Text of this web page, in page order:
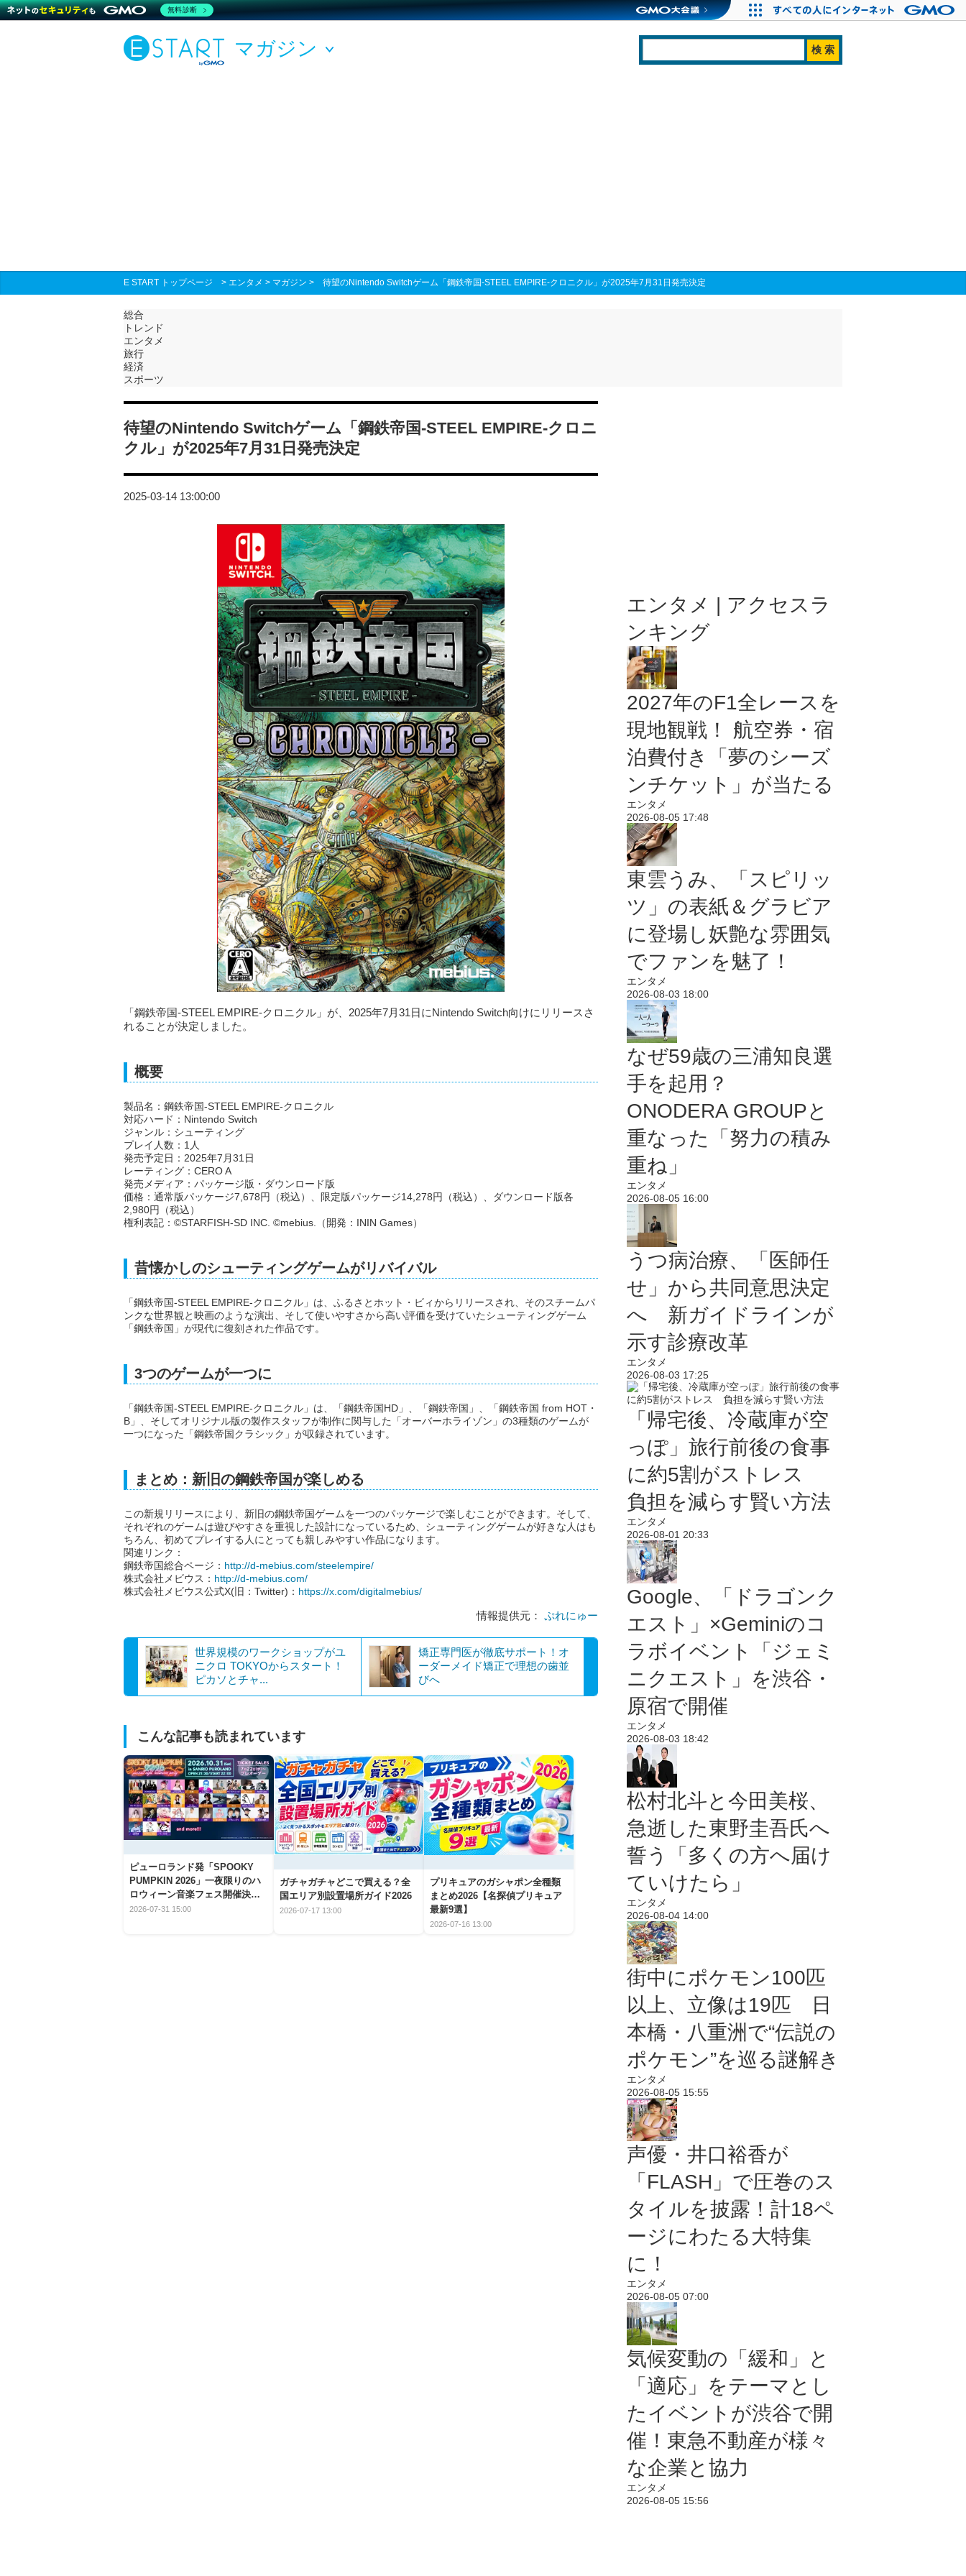
マガジン
E START トップページ > エンタメ > マガジン > 待望のNintendo Switchゲーム「鋼鉄帝国-STEEL EMPIRE-クロニクル」が2025年7月31日発売決定
総合
トレンド
エンタメ
旅行
経済
スポーツ
待望のNintendo Switchゲーム「鋼鉄帝国-STEEL EMPIRE-クロニ
クル」が2025年7月31日発売決定
2025-03-14 13:00:00
「鋼鉄帝国-STEEL EMPIRE-クロニクル」が、2025年7月31日にNintendo Switch向けにリリースさ
れることが決定しました。
概要
製品名：鋼鉄帝国-STEEL EMPIRE-クロニクル
対応ハード：Nintendo Switch
ジャンル：シューティング
プレイ人数：1人
発売予定日：2025年7月31日
レーティング：CERO A
発売メディア：パッケージ版・ダウンロード版
価格：通常版パッケージ7,678円（税込）、限定版パッケージ14,278円（税込）、ダウンロード版各
2,980円（税込）
権利表記：©STARFISH-SD INC. ©mebius.（開発：ININ Games）
昔懐かしのシューティングゲームがリバイバル
「鋼鉄帝国-STEEL EMPIRE-クロニクル」は、ふるさとホット・ビィからリリースされ、そのスチームパ
ンクな世界観と映画のような演出、そして使いやすさから高い評価を受けていたシューティングゲーム
「鋼鉄帝国」が現代に復刻された作品です。
3つのゲームが一つに
「鋼鉄帝国-STEEL EMPIRE-クロニクル」は、「鋼鉄帝国HD」、「鋼鉄帝国」、「鋼鉄帝国 from HOT・
B」、そしてオリジナル版の製作スタッフが制作に関与した「オーバーホライゾン」の3種類のゲームが
一つになった「鋼鉄帝国クラシック」が収録されています。
まとめ：新旧の鋼鉄帝国が楽しめる
この新規リリースにより、新旧の鋼鉄帝国ゲームを一つのパッケージで楽しむことができます。そして、
それぞれのゲームは遊びやすさを重視した設計になっているため、シューティングゲームが好きな人はも
ちろん、初めてプレイする人にとっても親しみやすい作品になります。
関連リンク：
鋼鉄帝国総合ページ： http://d-mebius.com/steelempire/
株式会社メビウス： http://d-mebius.com/
株式会社メビウス公式X(旧：Twitter)： https://x.com/digitalmebius/
情報提供元： ぷれにゅー
世界規模のワークショップがユ
ニクロ TOKYOからスタート！
ピカソとチャ...
矯正専門医が徹底サポート！オ
ーダーメイド矯正で理想の歯並
びへ
こんな記事も読まれています
ピューロランド発「SPOOKY
PUMPKIN 2026」一夜限りのハ
ロウィーン音楽フェス開催決
定！
2026-07-31 15:00
ガチャガチャどこで買える？全
国エリア別設置場所ガイド2026
2026-07-17 13:00
プリキュアのガシャポン全種類
まとめ2026【名探偵プリキュア
最新9選】
2026-07-16 13:00
エンタメ | アクセスラ
ンキング
2027年のF1全レースを
現地観戦！ 航空券・宿
泊費付き「夢のシーズ
ンチケット」が当たる
エンタメ
2026-08-05 17:48
東雲うみ、「スピリッ
ツ」の表紙＆グラビア
に登場し妖艶な雰囲気
でファンを魅了！
エンタメ
2026-08-03 18:00
なぜ59歳の三浦知良選
手を起用？
ONODERA GROUPと
重なった「努力の積み
重ね」
エンタメ
2026-08-05 16:00
うつ病治療、「医師任
せ」から共同意思決定
へ 新ガイドラインが
示す診療改革
エンタメ
2026-08-03 17:25
「帰宅後、冷蔵庫が空
っぽ」旅行前後の食事
に約5割がストレス
負担を減らす賢い方法
エンタメ
2026-08-01 20:33
Google、「ドラゴンク
エスト」×Geminiのコ
ラボイベント「ジェミ
ニクエスト」を渋谷・
原宿で開催
エンタメ
2026-08-03 18:42
松村北斗と今田美桜、
急逝した東野圭吾氏へ
誓う「多くの方へ届け
ていけたら」
エンタメ
2026-08-04 14:00
街中にポケモン100匹
以上、立像は19匹 日
本橋・八重洲で“伝説の
ポケモン”を巡る謎解き
エンタメ
2026-08-05 15:55
声優・井口裕香が
「FLASH」で圧巻のス
タイルを披露！計18ペ
ージにわたる大特集
に！
エンタメ
2026-08-05 07:00
気候変動の「緩和」と
「適応」をテーマとし
たイベントが渋谷で開
催！東急不動産が様々
な企業と協力
エンタメ
2026-08-05 15:56
無料診断